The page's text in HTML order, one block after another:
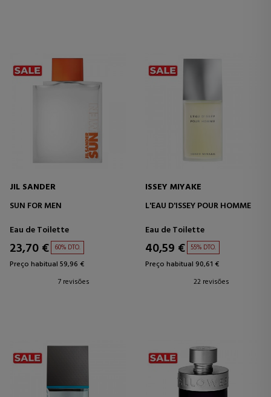
JIL SANDER
SUN FOR MEN
Eau de Toilette
23,70 € 60% DTO.
Preço habitual 59,96 €
7 revisões
ISSEY MIYAKE
L'EAU D'ISSEY POUR HOMME
Eau de Toilette
40,59 € 55% DTO.
Preço habitual 90,61 €
22 revisões